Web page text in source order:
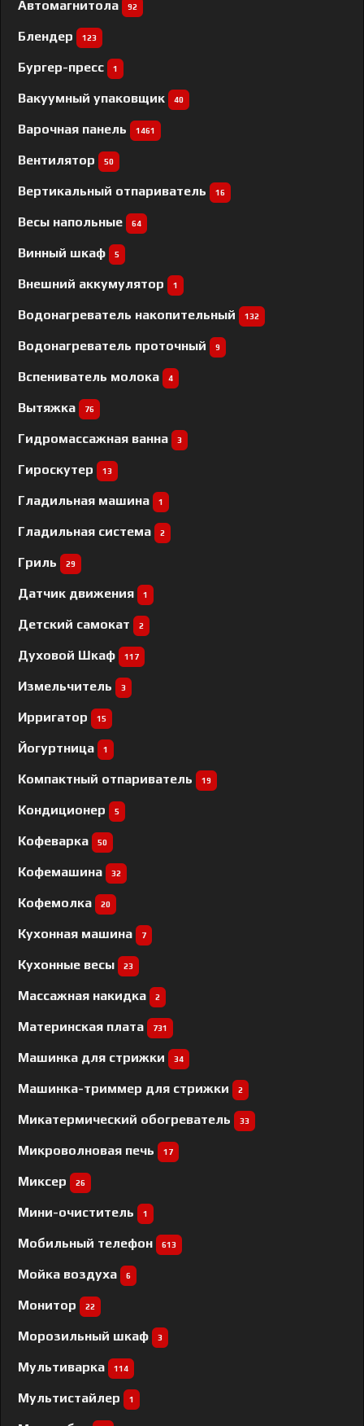
Автомагнитола 92
Блендер 123
Бургер-пресс 1
Вакуумный упаковщик 40
Варочная панель 1461
Вентилятор 50
Вертикальный отпариватель 16
Весы напольные 64
Винный шкаф 5
Внешний аккумулятор 1
Водонагреватель накопительный 132
Водонагреватель проточный 9
Вспениватель молока 4
Вытяжка 76
Гидромассажная ванна 3
Гироскутер 13
Гладильная машина 1
Гладильная система 2
Гриль 29
Датчик движения 1
Детский самокат 2
Духовой Шкаф 117
Измельчитель 3
Ирригатор 15
Йогуртница 1
Компактный отпариватель 19
Кондиционер 5
Кофеварка 50
Кофемашина 32
Кофемолка 20
Кухонная машина 7
Кухонные весы 23
Массажная накидка 2
Материнская плата 731
Машинка для стрижки 34
Машинка-триммер для стрижки 2
Микатермический обогреватель 33
Микроволновая печь 17
Миксер 26
Мини-очиститель 1
Мобильный телефон 613
Мойка воздуха 6
Монитор 22
Морозильный шкаф 3
Мультиварка 114
Мультистайлер 1